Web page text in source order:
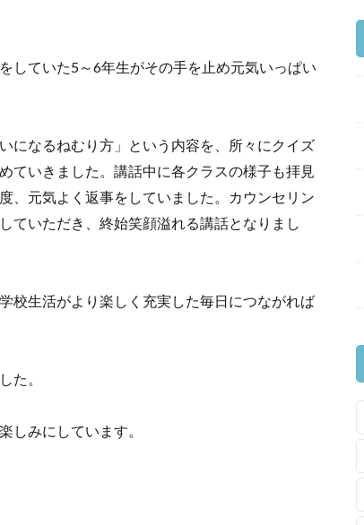
していた5～6年生がその手を止め元気いっぱい
になるねむり方」という内容を、所々にクイズ
ていきました。講話中に各クラスの様子も拝見
、元気よく返事をしていました。カウンセリン
ていただき、終始笑顔溢れる講話となりまし
校生活がより楽しく充実した毎日につながれば
た。
しみにしています。